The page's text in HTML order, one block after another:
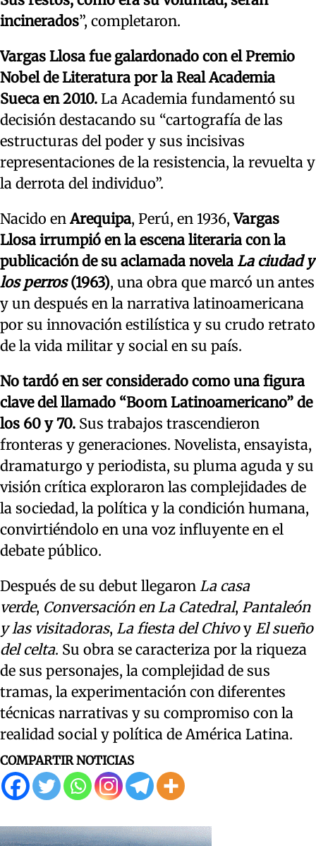
incinerados”, completaron.
Vargas Llosa fue galardonado con el Premio
Nobel de Literatura por la Real Academia
Sueca en 2010. La Academia fundamentó su
decisión destacando su “cartografía de las
estructuras del poder y sus incisivas
representaciones de la resistencia, la revuelta y
la derrota del individuo”.
Nacido en Arequipa, Perú, en 1936,Vargas
Llosa irrumpió en la escena literaria con la
publicación de su aclamada novela La ciudad y
los perros(1963), una obra que marcó un antes
y un después en la narrativa latinoamericana
por su innovación estilística y su crudo retrato
de la vida militar y social en su país.
No tardó en ser considerado como una figura
clave del llamado “Boom Latinoamericano” de
los 60 y 70. Sus trabajos trascendieron
fronteras y generaciones. Novelista, ensayista,
dramaturgo y periodista, su pluma aguda y su
visión crítica exploraron las complejidades de
la sociedad, la política y la condición humana,
convirtiéndolo en una voz influyente en el
debate público.
Después de su debut llegaron La casa
verde, Conversación en La Catedral, Pantaleón
y las visitadoras, La fiesta del Chivoy El sueño
del celta. Su obra se caracteriza por la riqueza
de sus personajes, la complejidad de sus
tramas, la experimentación con diferentes
técnicas narrativas y su compromiso con la
realidad social y política de América Latina.
COMPARTIR NOTICIAS